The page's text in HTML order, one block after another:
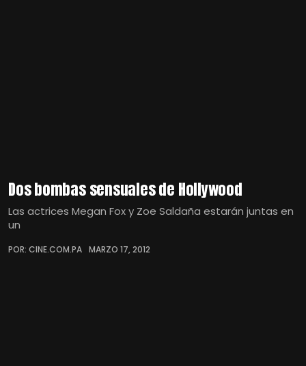
Dos bombas sensuales de Hollywood
Las actrices Megan Fox y Zoe Saldaña estarán juntas en
un
POR: CINE.COM.PA MARZO 17, 2012